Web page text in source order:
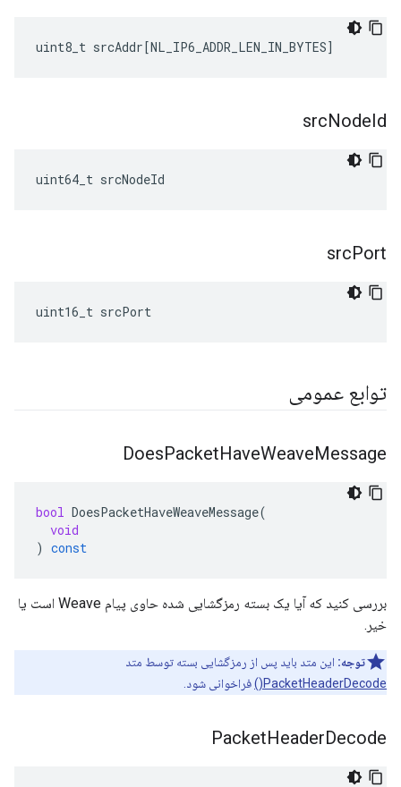
uint8_t srcAddr[NL_IP6_ADDR_LEN_IN_BYTES]
srcNodeId
uint64_t srcNodeId
srcPort
uint16_t srcPort
توابع عمومی
DoesPacketHaveWeaveMessage
bool DoesPacketHaveWeaveMessage(
void
) const
بررسی کنید که آیا یک بسته رمزگشایی شده حاوی پیام Weave است یا
خیر.
توجه: این متد باید پس از رمزگشایی بسته توسط متد
PacketHeaderDecode()
فراخوانی شود.
PacketHeaderDecode